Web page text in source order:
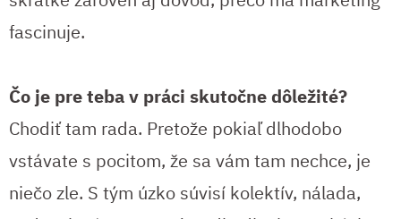
fascinuje.
Čo je pre teba v práci skutočne dôležité?
Chodiť tam rada. Pretože pokiaľ dlhodobo
vstávate s pocitom, že sa vám tam nechce, je
niečo zle. S tým úzko súvisí kolektív, nálada,